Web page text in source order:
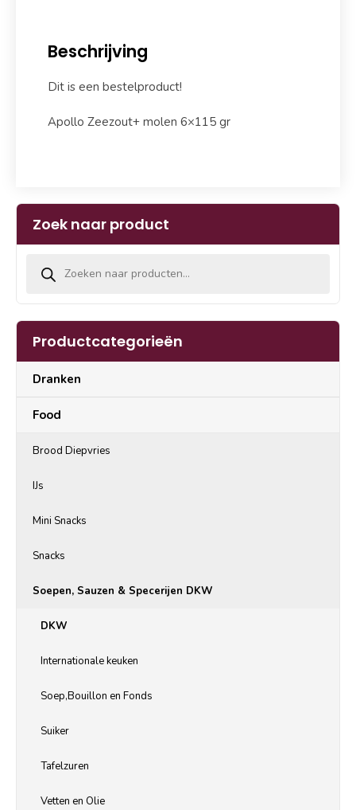
Beschrijving
Dit is een bestelproduct!
Apollo Zeezout+ molen 6×115 gr
Zoek naar product
Productcategorieën
Dranken
Food
Brood Diepvries
IJs
Mini Snacks
Snacks
Soepen, Sauzen & Specerijen DKW
DKW
Internationale keuken
Soep,Bouillon en Fonds
Suiker
Tafelzuren
Vetten en Olie